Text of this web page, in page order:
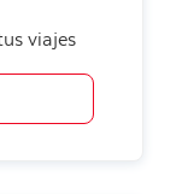
viajes